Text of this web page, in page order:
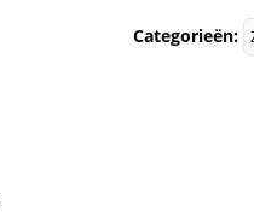
om
Categorieën: